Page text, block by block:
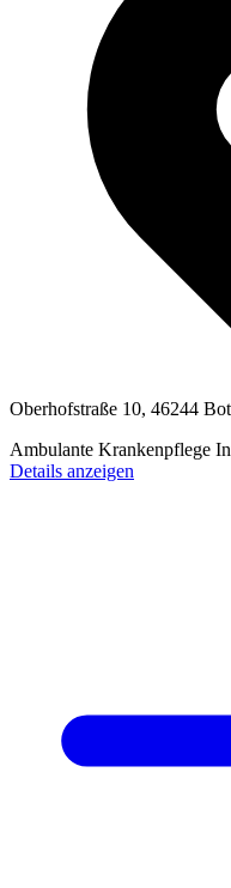
Oberhofstraße 10, 46244
Ambulante Krankenpflege
Details anzeigen